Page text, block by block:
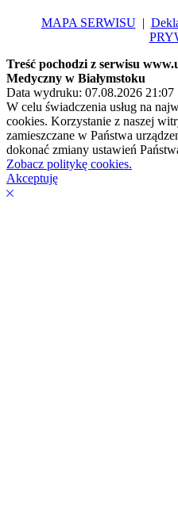
MAPA SERWISU|
Treść pochodzi z serwisu
Medyczny w Białymstoku
Data wydruku: 07.08.2026 21:07
W celu świadczenia usług na
cookies. Korzystanie z naszej
zamieszczane w Państwa
dokonać zmiany ustawień
Zobacz politykę cookies.
Akceptuję